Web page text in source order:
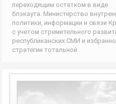
переходящим остатком в виде
блэкаута. Министерство
политики, информации и связи
с учетом стремительного
республиканских СМИ и
стратегии тотальной